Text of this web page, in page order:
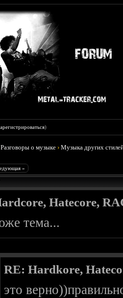
)
Разговоры о музыке ›Музыка других
»
Hatecore,
тема...
RE: Hardkore,
это